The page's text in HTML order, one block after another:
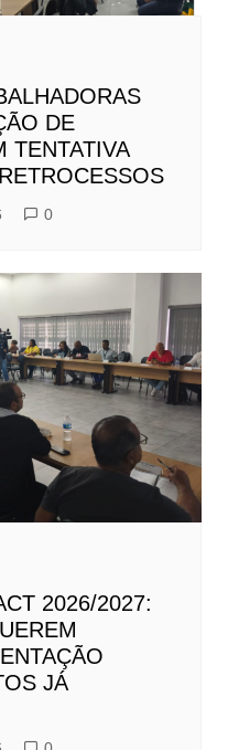
DE
TENTATIVA
0
2026/2027:
JÁ